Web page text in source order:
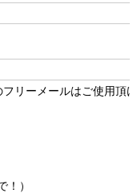
リーメールはご使用頂
！）